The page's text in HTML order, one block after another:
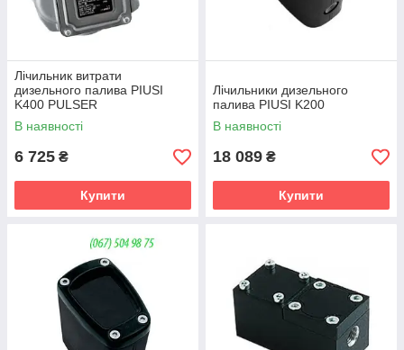
Лічильник витрати
дизельного палива PIUSI
K400 PULSER
В наявності
6 725 ₴
Купити
Лічильники дизельного
палива PIUSI K200
В наявності
18 089 ₴
Купити